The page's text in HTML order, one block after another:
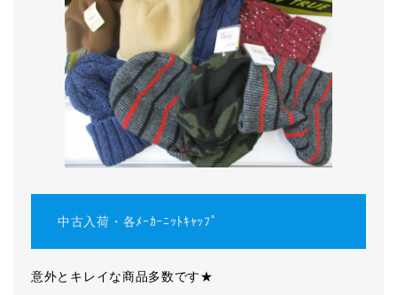
中古入荷・各ﾒｰｶｰﾆｯﾄｷｬｯﾌﾟ
意外とキレイな商品多数です★